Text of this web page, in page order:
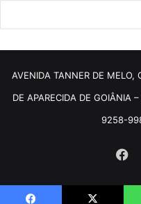
AVENIDA TANNER DE MELO,
DE APARECIDA DE GOIÂNIA
9258-